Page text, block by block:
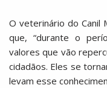
O veterinário do Canil
que, “durante o
valores que vão
cidadãos. Eles se
levam esse